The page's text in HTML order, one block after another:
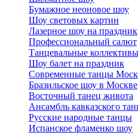
Бумажное неоновое шоу
Шоу световых картин
Лазерное шоу на праздник
Профессиональный салют
Танцевальные коллективы
Шоу балет на праздник
Современные танцы
Бразильское шоу в Москве
Восточный танец живота
Ансамбль кавказского
Русские народные танцы
Испанское фламенко шоу